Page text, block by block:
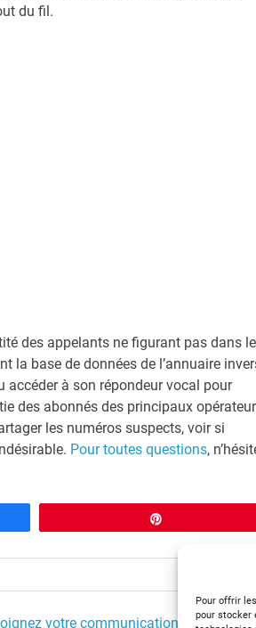
Pour offrir
pour stocker
du fil.
des appelants ne figurant pas dans le
la base de données de l’annuaire
accéder à son répondeur vocal pour
des abonnés des principaux
les numéros suspects, voir si
Pour toutes questions,
votre communication non